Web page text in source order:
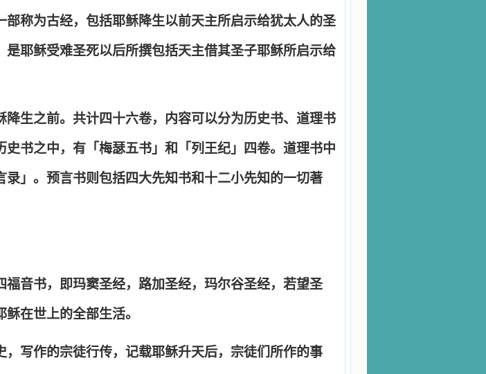
部称为古经，包括耶稣降生以前天主所启示给犹太人的圣
是耶稣受难圣死以后所撰包括天主借其圣子耶稣所启示给
降生之前。共计四十六卷，内容可以分为历史书、道理书
史书之中，有「梅瑟五书」和「列王纪」四卷。道理书中
录」。预言书则包括四大先知书和十二小先知的一切著
福音书，即玛窦圣经，路加圣经，玛尔谷圣经，若望圣
在世上的全部生活。
，写作的宗徒行传，记载耶稣升天后，宗徒们所作的事